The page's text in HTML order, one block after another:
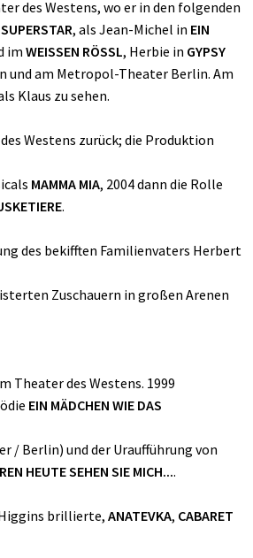
des Westens, wo er in den folgenden
, als Jean-Michel in EIN
im WEISSEN RÖSSL, Herbie in GYPSY
und am Metropol-Theater Berlin. Am
Klaus zu sehen.
Westens zurück; die Produktion
MAMMA MIA, 2004 dann die Rolle
.
des bekifften Familienvaters Herbert
Zuschauern in großen Arenen
Theater des Westens. 1999
EIN MÄDCHEN WIE DAS
/ Berlin) und der Uraufführung von
HEUTE SEHEN SIE MICH....
brillierte, ANATEVKA, CABARET